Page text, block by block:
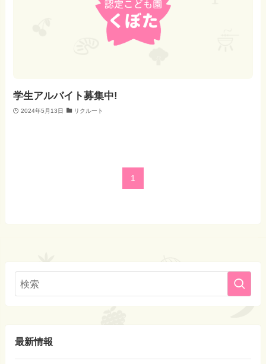
学生アルバイト募集中!
2024年5月13日 リクルート
1
最新情報